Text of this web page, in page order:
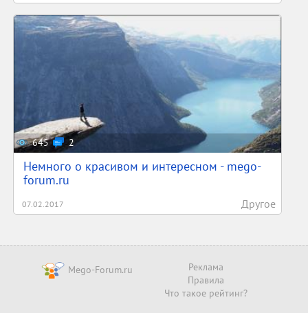
645 2
Немного о красивом и интересном - mego-
forum.ru
07.02.2017 Другое
Mego-Forum.ru
Реклама
Правила
Что такое рейтинг?